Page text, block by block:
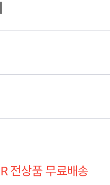
전상품 무료배송